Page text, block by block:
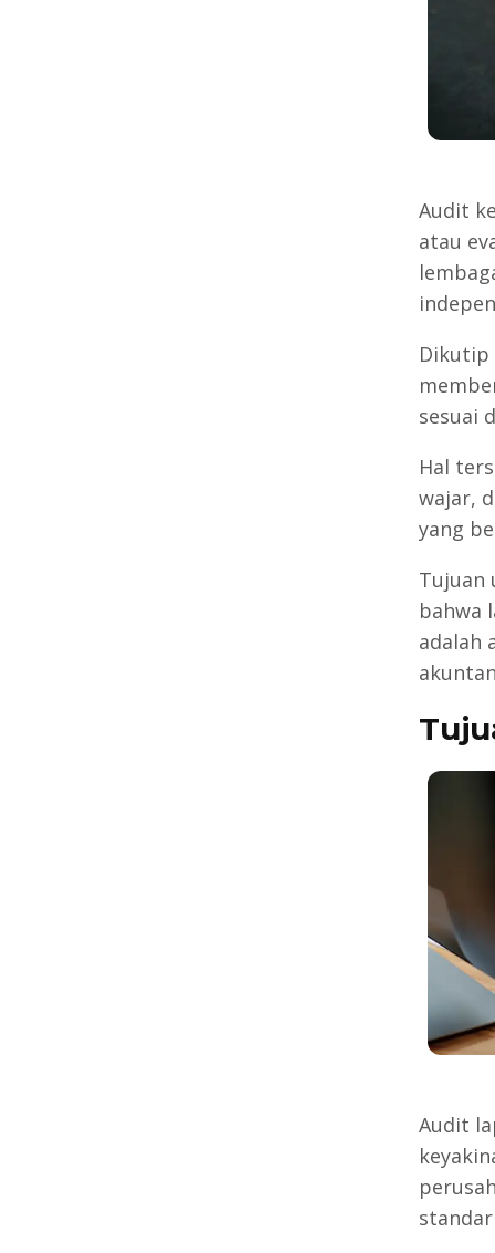
Audit
atau
sesuai
Hal
wajar,
yang
Tujuan
bahwa
adalah
Audit